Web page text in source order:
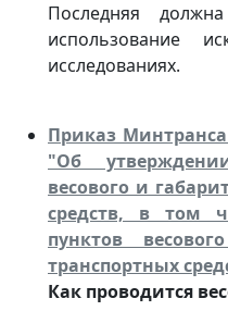
Последняя
использование
исследованиях.
Приказ Минтранса
"Об
весового и
средств, в том
пунктов
транспортных
Как проводится